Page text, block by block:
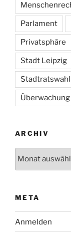
Parlament
Privatsphäre
Stadt Leipzig
Stadtratswahl
Überwachung
ARCHIV
META
Anmelden